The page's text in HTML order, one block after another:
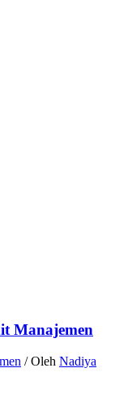
Manajemen
/ Oleh Nadiya